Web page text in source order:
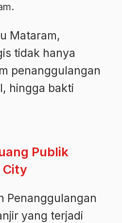
Mataram,
tidak hanya
penanggulangan
hingga bakti
Publik
City
Penanggulangan
yang terjadi